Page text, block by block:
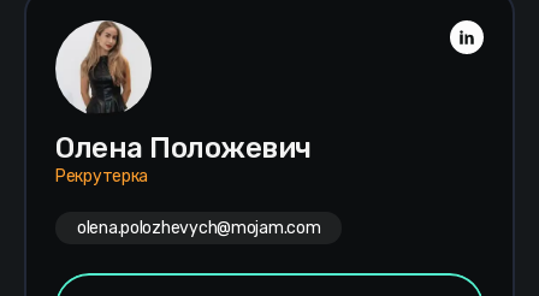
Олена Положевич
Рекрутерка
olena.polozhevych@mojam.com